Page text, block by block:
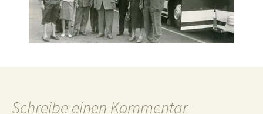
und
Schreibe einen Kommentar